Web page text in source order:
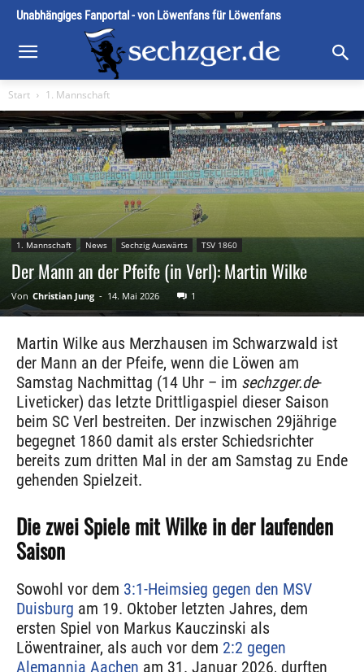
Unabhängiges Fanportal - von Löwenfans für Löwenfans
Start 1. Mannschaft
1. Mannschaft News Sechzig Auswärts TSV 1860
Der Mann an der Pfeife (in Verl): Martin Wilke
Von Christian Jung - 14. Mai 2026 1
Martin Wilke aus Merzhausen im Schwarzwald ist
der Mann an der Pfeife, wenn die Löwen am
Samstag Nachmittag (14 Uhr – im sechzger.de-
Liveticker) das letzte Drittligaspiel dieser Saison
beim SC Verl bestreiten. Der inzwischen 29jährige
begegnet 1860 damit als erster Schiedsrichter
bereits zum dritten Mal in der am Samstag zu Ende
gehenden Spielzeit.
Die zwei Spiele mit Wilke in der laufenden
Saison
Sowohl vor dem 3:1-Heimsieg gegen den MSV
Duisburg am 19. Oktober letzten Jahres, dem
ersten Spiel von Markus Kauczinski als
Löwentrainer, als auch vor dem 2:2 gegen
Alemannia Aachen am 31. Januar 2026, durften